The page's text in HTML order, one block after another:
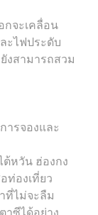
กจะเคลื่อน
ะไฟประดับ
งสามารถสวม
ารจองและ
ต้หวัน ฮ่องกง
ท่องเที่ยว
ที่ไม่จะลืม